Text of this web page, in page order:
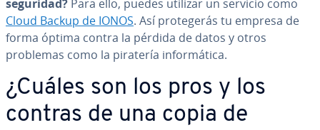
seguridad? Para ello, puedes utilizar un servicio como
Cloud Backup de IONOS. Así pro­te­ge­rás tu empresa de
forma óptima contra la pérdida de datos y otros
problemas como la piratería in­fo­r­má­ti­ca.
¿Cuáles son los pros y los
contras de una copia de